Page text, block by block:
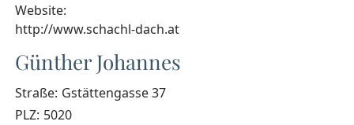
Website:
http://www.schachl-dach.at
Günther Johannes
Straße: Gstättengasse 37
PLZ: 5020